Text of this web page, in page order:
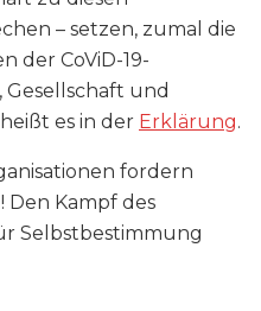
– setzen, zumal die
der CoViD-19-
und
es in der Erklärung.
fordern
Den Kampf des
Selbstbestimmung